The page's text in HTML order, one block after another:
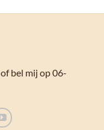
of bel mij op 06-